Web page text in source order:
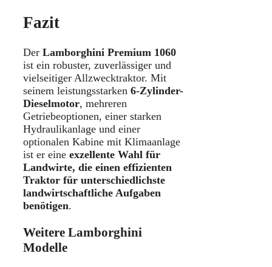
Fazit
Der Lamborghini Premium 1060
ist ein robuster, zuverlässiger und
vielseitiger Allzwecktraktor. Mit
seinem leistungsstarken 6-Zylinder-
Dieselmotor, mehreren
Getriebeoptionen, einer starken
Hydraulikanlage und einer
optionalen Kabine mit Klimaanlage
ist er eine exzellente Wahl für
Landwirte, die einen effizienten
Traktor für unterschiedlichste
landwirtschaftliche Aufgaben
benötigen.
Weitere Lamborghini
Modelle